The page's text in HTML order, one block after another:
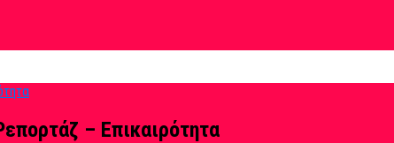
– Επικαιρότητα